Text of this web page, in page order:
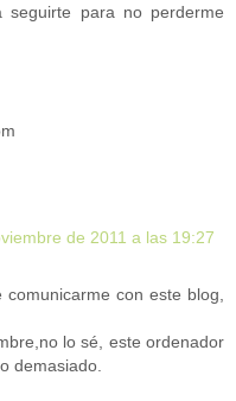
para no perderme
de 2011 a las 19:27
con este blog,
lo sé, este ordenador
demasiado.